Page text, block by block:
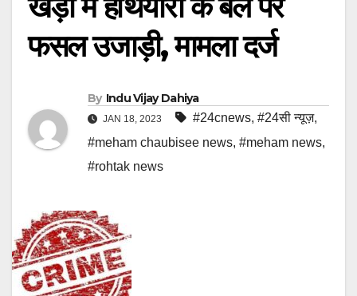
फसल उजाड़ी, मामला दर्ज
By Indu Vijay Dahiya
JAN 18, 2023 #24cnews, #24सी न्यूज़,
#meham chaubisee news, #meham news,
#rohtak news